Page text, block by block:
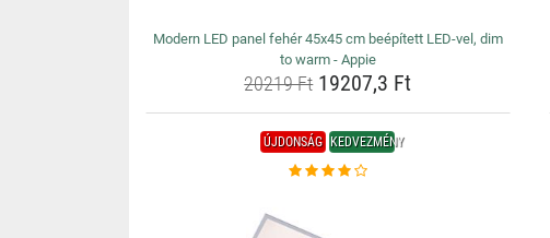
Modern LED panel fehér 45x45 cm beépített LED-vel, dim
to warm - Appie
20219 Ft19207,3 Ft
ÚJDONSÁG KEDVEZMÉNY